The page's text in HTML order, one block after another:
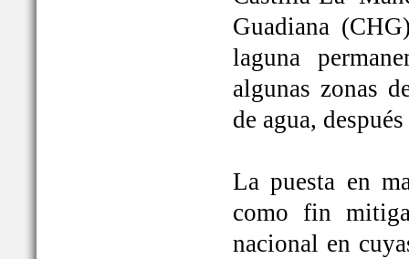
Guadiana
laguna
algunas zonas
de agua,
La puesta en
como fin
nacional en